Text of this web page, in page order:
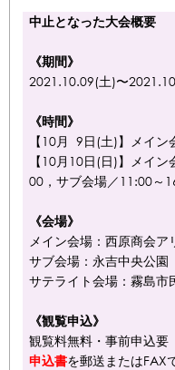
中止となった大会概要
《期間》
2021.10.09(土)〜
《時間》
【10月 9日(土)】メイ
【10月10日(日)】メイ
00，サブ会場／11:00～
《会場》
メイン会場：西原商会ア
サブ会場：永吉中央公園
サテライト会場：霧島市
《観覧申込》
観覧料無料・事前申込要
申込書を郵送またはFAX